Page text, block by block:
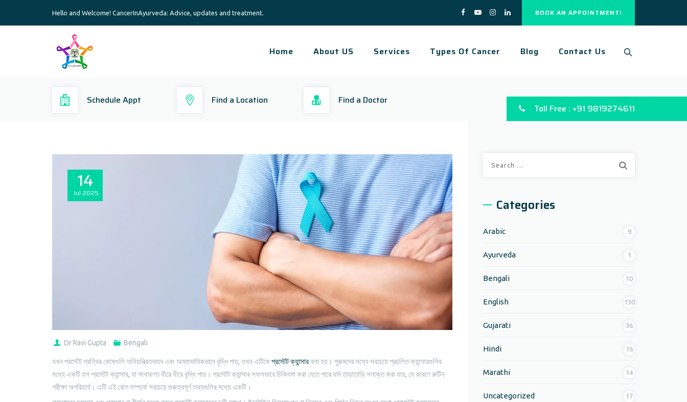
Hello and Welcome! CancerInAyurveda: Advice, updates and treatment. BOOK AN APPOINTMENT!
Home About US Services Types Of Cancer Blog Contact Us
Schedule Appt Find a Location Find a Doctor
Toll Free : +91 9819274611
14
Jul 2025
Dr Ravi Gupta Bengali
যখন প্রস্টেট গ্রন্থির কোষগুলি অনিয়ন্ত্রিতভাবে এবং অস্বাভাবিকভাবে বৃদ্ধি পায়, তখন এটিকে প্রস্টেট ক্যান্সারবলা হয়। পুরুষদের মধ্যে সবচেয়ে প্রচলিত ক্যান্সারগুলির
মধ্যে একটি হল প্রস্টেট ক্যান্সার, যা সাধারণত ধীরে ধীরে বৃদ্ধি পায়। প্রস্টেট ক্যান্সার সফলভাবে চিকিৎসা করা যেতে পারে যদি তাড়াতাড়ি সনাক্ত করা যায়, যে কারণে রুটিন
পরীক্ষা অপরিহার্য। এটি এই রোগ সম্পর্কে সবচেয়ে গুরুত্বপূর্ণ তথ্যগুলির মধ্যে একটি।
Categories
Arabic 9
Ayurveda 1
Bengali 10
English 130
Gujarati 36
Hindi 16
Marathi 14
Uncategorized 17